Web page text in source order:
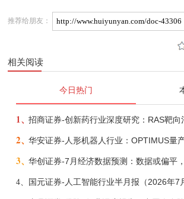
推荐给朋友：
相关阅读
今日热门
1、
2、
3、
4、